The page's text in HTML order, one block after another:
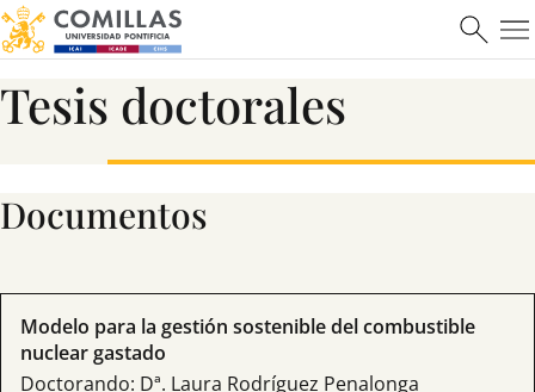
Tesis doctorales
Documentos
Modelo para la gestión sostenible del combustible
nuclear gastado
Doctorando: Dª. Laura Rodríguez Penalonga